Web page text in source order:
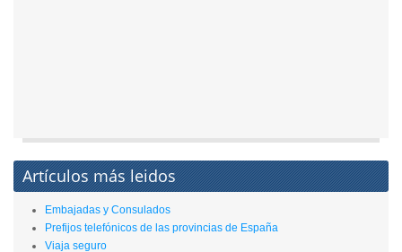
Artículos más leidos
Embajadas y Consulados
Prefijos telefónicos de las provincias de España
Viaja seguro